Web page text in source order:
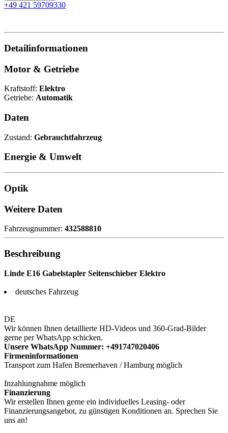
+49 421 59709330
Detailinformationen
Motor & Getriebe
Kraftstoff: Elektro
Getriebe: Automatik
Daten
Zustand: Gebrauchtfahrzeug
Energie & Umwelt
Optik
Weitere Daten
Fahrzeugnummer: 432588810
Beschreibung
Linde E16 Gabelstapler Seitenschieber Elektro
deutsches Fahrzeug
DE
Wir können Ihnen detaillierte HD-Videos und 360-Grad-Bilder
gerne per WhatsApp schicken.
Unsere WhatsApp Nummer: +491747020406
Firmeninformationen
Transport zum Hafen Bremerhaven / Hamburg möglich
Inzahlungnahme möglich
Finanzierung
Wir erstellen Ihnen gerne ein individuelles Leasing- oder
Finanzierungsangebot, zu günstigen Konditionen an. Sprechen Sie
uns an!